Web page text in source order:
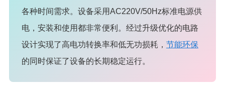
各种时间需求。设备采用AC220V/50Hz标准电源供
电，安装和使用都非常便利。经过升级优化的电路
设计实现了高电功转换率和低无功损耗， 节能环保
的同时保证了设备的长期稳定运行。